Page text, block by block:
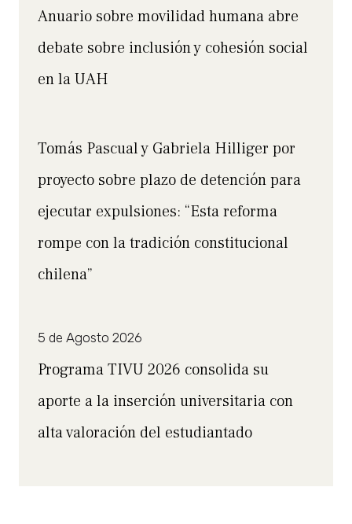
Anuario sobre movilidad humana abre
debate sobre inclusión y cohesión social
en la UAH
Tomás Pascual y Gabriela Hilliger por
proyecto sobre plazo de detención para
ejecutar expulsiones: “Esta reforma
rompe con la tradición constitucional
chilena”
5 de Agosto 2026
Programa TIVU 2026 consolida su
aporte a la inserción universitaria con
alta valoración del estudiantado